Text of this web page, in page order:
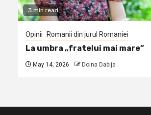
3 min read
Opinii Romanii din jurul Romaniei
La umbra „fratelui mai mare”
May 14, 2026 Doina Dabija